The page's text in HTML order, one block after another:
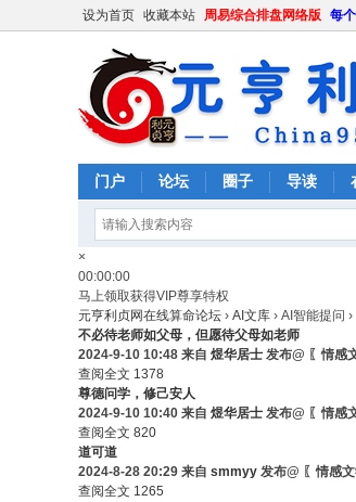
设为首页 收藏本站 周易综合排盘网络版 每
门户 论坛 圈子 导读
×
00:00:00
马上领取获得VIP尊享特权
元亨利贞网在线算命论坛 › AI文库 › AI智能提问 ›
不必待老师如父母，但愿待父母如老师
2024-9-10 10:48 来自 煜华居士 发布@ 〖情感
查阅全文 1378
尊德问学，修己安人
2024-9-10 10:40 来自 煜华居士 发布@ 〖情感
查阅全文 820
道可道
2024-8-28 20:29 来自 smmyy 发布@ 〖情感文
查阅全文 1265